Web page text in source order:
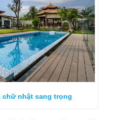
chữ nhật sang trọng